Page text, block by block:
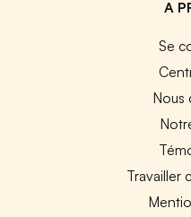
A
Se
Nous
Travailler